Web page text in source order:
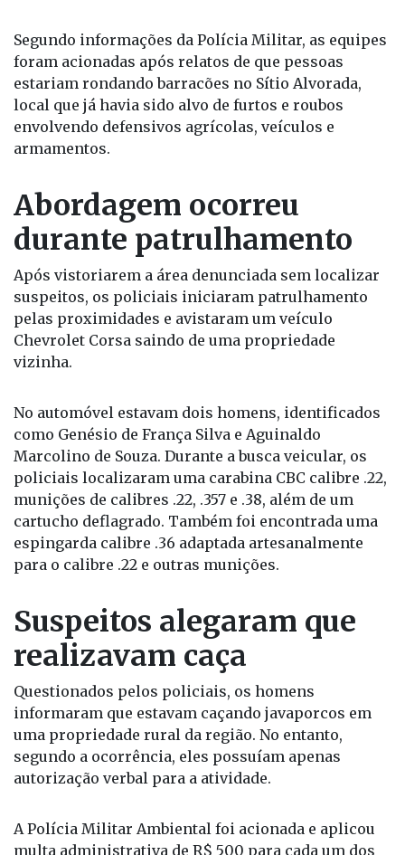
Segundo informações da Polícia Militar, as equipes
foram acionadas após relatos de que pessoas
estariam rondando barracões no Sítio Alvorada,
local que já havia sido alvo de furtos e roubos
envolvendo defensivos agrícolas, veículos e
armamentos.
Abordagem ocorreu
durante patrulhamento
Após vistoriarem a área denunciada sem localizar
suspeitos, os policiais iniciaram patrulhamento
pelas proximidades e avistaram um veículo
Chevrolet Corsa saindo de uma propriedade
vizinha.
No automóvel estavam dois homens, identificados
como Genésio de França Silva e Aguinaldo
Marcolino de Souza. Durante a busca veicular, os
policiais localizaram uma carabina CBC calibre .22,
munições de calibres .22, .357 e .38, além de um
cartucho deflagrado. Também foi encontrada uma
espingarda calibre .36 adaptada artesanalmente
para o calibre .22 e outras munições.
Suspeitos alegaram que
realizavam caça
Questionados pelos policiais, os homens
informaram que estavam caçando javaporcos em
uma propriedade rural da região. No entanto,
segundo a ocorrência, eles possuíam apenas
autorização verbal para a atividade.
A Polícia Militar Ambiental foi acionada e aplicou
multa administrativa de R$ 500 para cada um dos